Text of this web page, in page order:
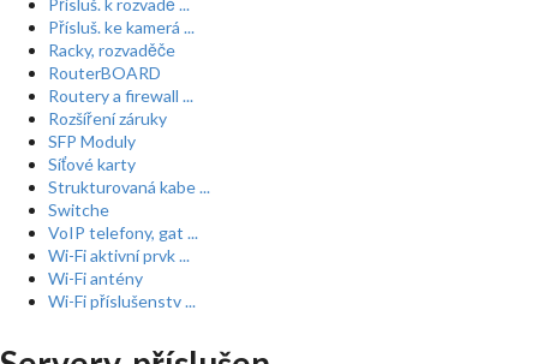
Přísluš. k rozvadě ...
Přísluš. ke kamerá ...
Racky, rozvaděče
RouterBOARD
Routery a firewall ...
Rozšíření záruky
SFP Moduly
Síťové karty
Strukturovaná kabe ...
Switche
VoIP telefony, gat ...
Wi-Fi aktivní prvk ...
Wi-Fi antény
Wi-Fi příslušenstv ...